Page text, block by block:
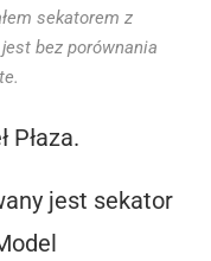
sekatorem z
bez porównania
Płaza.
jest sekator